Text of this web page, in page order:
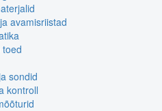
avamisriistad
sondid
kontroll